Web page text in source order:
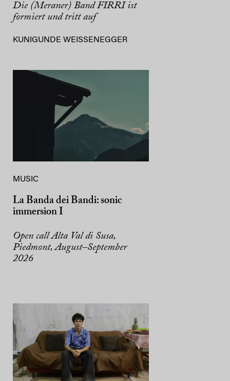
Die (Meraner) Band FIRRI ist
formiert und tritt auf
KUNIGUNDE WEISSENEGGER
MUSIC
La Banda dei Bandi: sonic
immersion I
Open call Alta Val di Susa,
Piedmont, August–September
2026